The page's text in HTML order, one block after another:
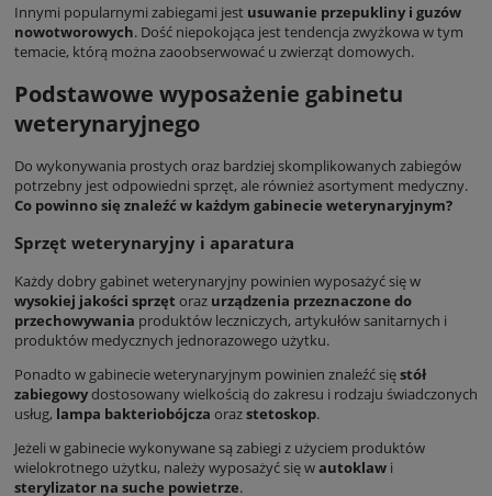
Innymi popularnymi zabiegami jest usuwanie przepukliny i guzów
nowotworowych. Dość niepokojąca jest tendencja zwyżkowa w tym
temacie, którą można zaoobserwować u zwierząt domowych.
Podstawowe wyposażenie gabinetu
weterynaryjnego
Do wykonywania prostych oraz bardziej skomplikowanych zabiegów
potrzebny jest odpowiedni sprzęt, ale również asortyment medyczny.
Co powinno się znaleźć w każdym gabinecie weterynaryjnym?
Sprzęt weterynaryjny i aparatura
Każdy dobry gabinet weterynaryjny powinien wyposażyć się w
wysokiej jakości sprzęt oraz urządzenia przeznaczone do
przechowywania produktów leczniczych, artykułów sanitarnych i
produktów medycznych jednorazowego użytku.
Ponadto w gabinecie weterynaryjnym powinien znaleźć sięstół
zabiegowydostosowany wielkością do zakresu i rodzaju świadczonych
usług, lampa bakteriobójcza orazstetoskop.
Jeżeli w gabinecie wykonywane są zabiegi z użyciem produktów
wielokrotnego użytku, należy wyposażyć się wautoklaw i
sterylizator na suche powietrze.